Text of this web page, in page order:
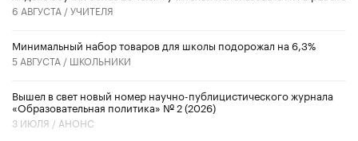
6 АВГУСТА /УЧИТЕЛЯ
Минимальный набор товаров для школы подорожал на 6,3%
5 АВГУСТА / ШКОЛЬНИКИ
Вышел в свет новый номер научно-публицистического журнала
«Образовательная политика» № 2 (2026)
3 ИЮЛЯ / АНОНС